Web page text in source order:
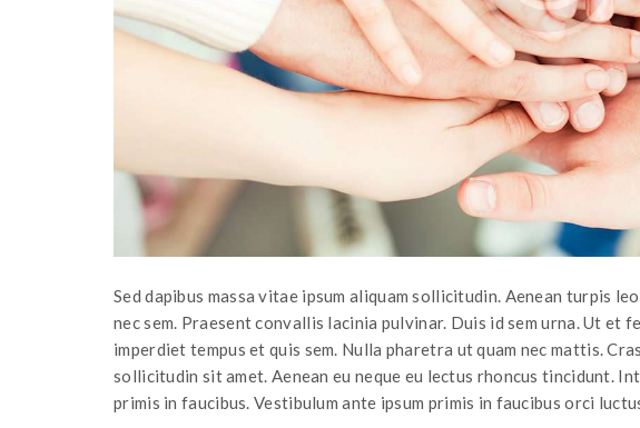
Sed dapibus massa vitae ipsum aliquam sollicitudin. Aenean turpis
nec sem. Praesent convallis lacinia pulvinar. Duis id sem urna. Ut et
imperdiet tempus et quis sem. Nulla pharetra ut quam nec mattis.
sollicitudin sit amet. Aenean eu neque eu lectus rhoncus tincidunt.
primis in faucibus. Vestibulum ante ipsum primis in faucibus orci